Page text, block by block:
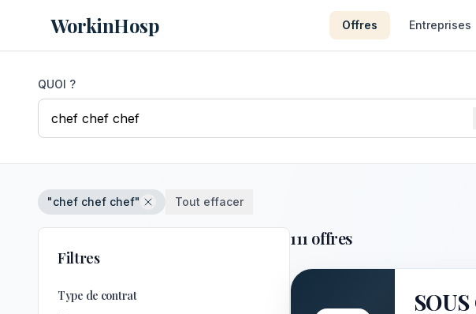
WorkinHosp Offres Entreprises
QUOI ?
"chef chef chef" Tout effacer
Filtres
Type de contrat
111 offres